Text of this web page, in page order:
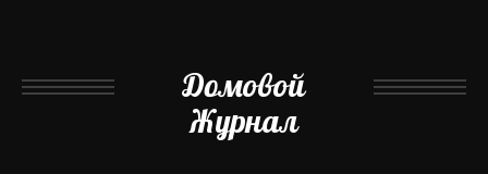
Домовой
Журнал